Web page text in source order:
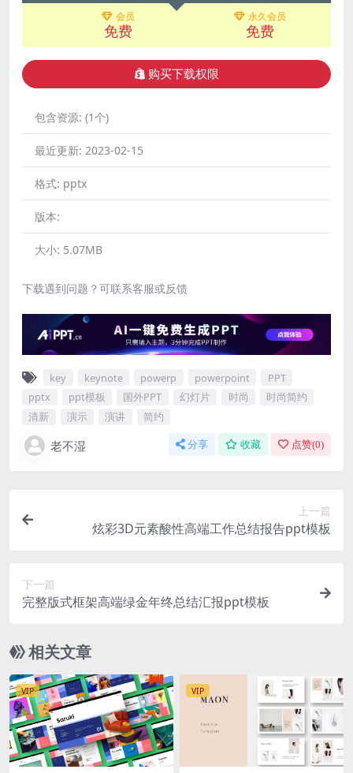
会员
免费
永久会员
免费
购买下载权限
包含资源: (1个)
最近更新: 2023-02-15
格式: pptx
版本:
大小: 5.07MB
下载遇到问题？可联系客服或反馈
key keynote powerp powerpoint
PPT
pptx
ppt模板 国外PPT 幻灯片 时尚
时尚简约
清新
演示 演讲 简约
老不湿 分享 收藏 点赞(0)
上一篇
炫彩3D元素酸性高端工作总结报告ppt模板
下一篇
完整版式框架高端绿金年终总结汇报ppt模板
相关文章
VIP VIP